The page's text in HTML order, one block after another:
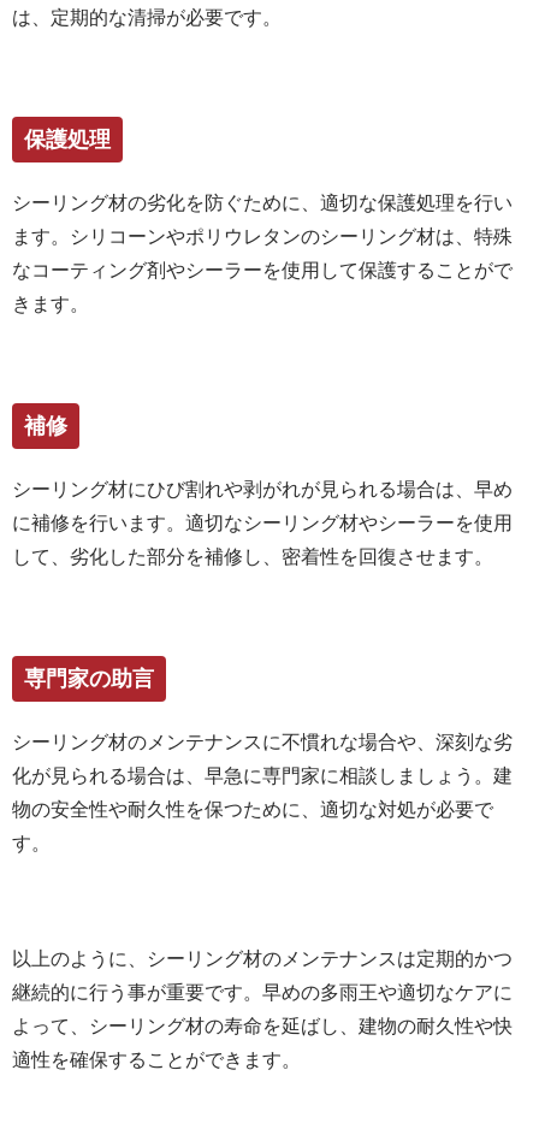
は、定期的な清掃が必要です。
保護処理
シーリング材の劣化を防ぐために、適切な保護処理を行い
ます。シリコーンやポリウレタンのシーリング材は、特殊
なコーティング剤やシーラーを使用して保護することがで
きます。
補修
シーリング材にひび割れや剥がれが見られる場合は、早め
に補修を行います。適切なシーリング材やシーラーを使用
して、劣化した部分を補修し、密着性を回復させます。
専門家の助言
シーリング材のメンテナンスに不慣れな場合や、深刻な劣
化が見られる場合は、早急に専門家に相談しましょう。建
物の安全性や耐久性を保つために、適切な対処が必要で
す。
以上のように、シーリング材のメンテナンスは定期的かつ
継続的に行う事が重要です。早めの多雨王や適切なケアに
よって、シーリング材の寿命を延ばし、建物の耐久性や快
適性を確保することができます。